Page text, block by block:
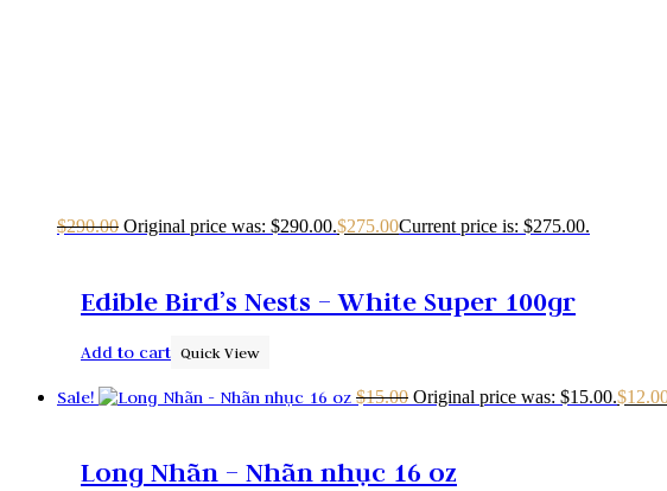
$290.00 Original price was: $290.00.$275.00Current price is: $275.00.
Edible Bird’s Nests – White Super 100gr
Add to cart Quick View
Sale! $15.00 Original price was: $15.00.$
Long Nhãn – Nhãn nhục 16 oz